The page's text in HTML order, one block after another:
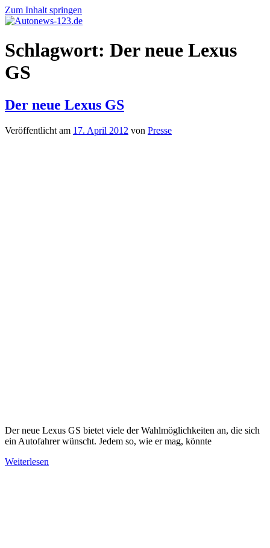
Zum Inhalt springen
Autonews-
123.de
Autonews
mit
Schlagwort: Der neue Lexus
GS
Der neue Lexus GS
Veröffentlicht am 17. April 2012 von Presse
Der neue Lexus GS bietet viele der Wahlmöglichkeiten an, die sich
ein Autofahrer wünscht. Jedem so, wie er mag, könnte
Weiterlesen